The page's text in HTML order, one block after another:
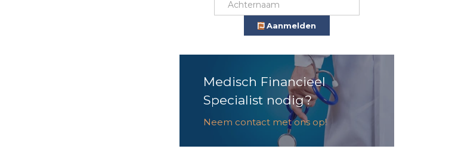
Aanmelden
Medisch Financieel
Specialist nodig?
Neem contact met ons op!